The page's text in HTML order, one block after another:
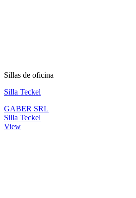
Sillas de oficina
Silla Teckel
GABER SRL
Silla Teckel
View